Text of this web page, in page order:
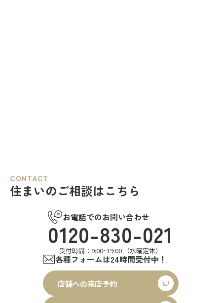
CONTACT
住まいのご相談はこちら
お電話でのお問い合わせ
0120-830-021
受付時間：9:00~19:00 （水曜定休）
各種フォームは24時間受付中！
店舗への来店予約